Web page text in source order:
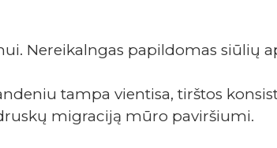
Nereikalngas papildomas siūlių
tampa vientisa, tirštos
migraciją mūro paviršiumi.